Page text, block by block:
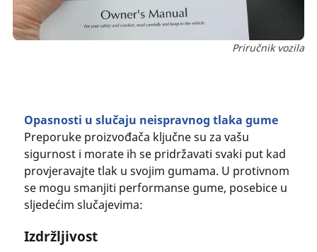
Priručnik vozila
Opasnosti u slučaju neispravnog tlaka gume
Preporuke proizvođača ključne su za vašu
sigurnost i morate ih se pridržavati svaki put kad
provjeravajte tlak u svojim gumama. U protivnom
se mogu smanjiti performanse gume, posebice u
sljedećim slučajevima:
Izdržljivost